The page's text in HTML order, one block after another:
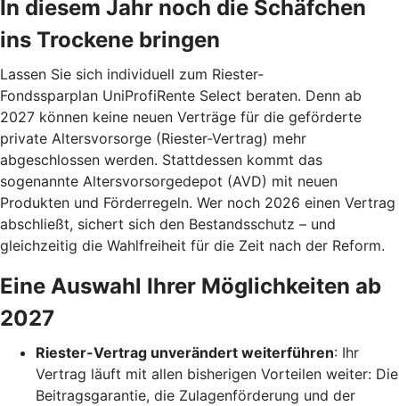
In diesem Jahr noch die Schäfchen
ins Trockene bringen
Lassen Sie sich individuell zum Riester-
Fondssparplan UniProfiRente Select beraten. Denn ab
2027 können keine neuen Verträge für die geförderte
private Altersvorsorge (Riester-Vertrag) mehr
abgeschlossen werden. Stattdessen kommt das
sogenannte Altersvorsorgedepot (AVD) mit neuen
Produkten und Förderregeln. Wer noch 2026 einen Vertrag
abschließt, sichert sich den Bestandsschutz – und
gleichzeitig die Wahlfreiheit für die Zeit nach der Reform.
Eine Auswahl Ihrer Möglichkeiten ab
2027
Riester-Vertrag unverändert weiterführen: Ihr
Vertrag läuft mit allen bisherigen Vorteilen weiter: Die
Beitragsgarantie, die Zulagenförderung und der